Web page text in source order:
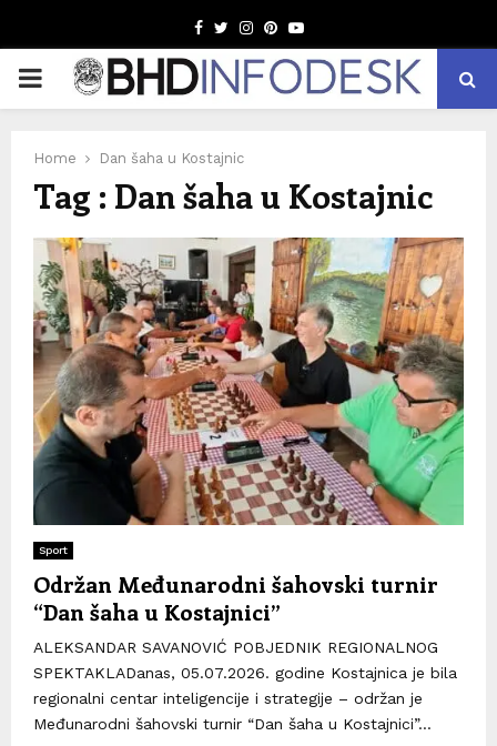
Facebook
TwitterInstagram
Pinterest
Youtube
PRIMARY
Home Dan šaha u Kostajnic
Tag : Dan šaha u Kostajnic
Sport
Održan Međunarodni šahovski turnir
“Dan šaha u Kostajnici”
ALEKSANDAR SAVANOVIĆ POBJEDNIK REGIONALNOG
SPEKTAKLADanas, 05.07.2026. godine Kostajnica je bila
regionalni centar inteligencije i strategije – održan je
Međunarodni šahovski turnir “Dan šaha u Kostajnici”...